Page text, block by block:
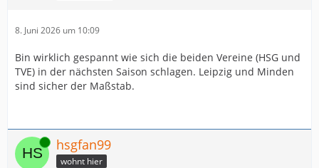
8. Juni 2026 um 10:09
Bin wirklich gespannt wie sich die beiden Vereine (HSG und
TVE) in der nächsten Saison schlagen. Leipzig und Minden
sind sicher der Maßstab.
Online hsgfan99
wohnt hier